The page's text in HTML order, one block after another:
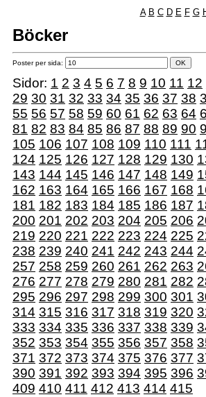
A B C D E F G
Böcker
Poster per sida:
Sidor: 1 2 3 4 5 6 7 8 9 10 11 12
29 30 31 32 33 34 35 36 37 38
55 56 57 58 59 60 61 62 63 64
81 82 83 84 85 86 87 88 89 90
105 106 107 108 109 110 111
124 125 126 127 128 129 130
143 144 145 146 147 148 149
162 163 164 165 166 167 168
181 182 183 184 185 186 187
200 201 202 203 204 205 206
219 220 221 222 223 224 225
238 239 240 241 242 243 244
257 258 259 260 261 262 263
276 277 278 279 280 281 282
295 296 297 298 299 300 301
314 315 316 317 318 319 320
333 334 335 336 337 338 339
352 353 354 355 356 357 358
371 372 373 374 375 376 377
390 391 392 393 394 395 396
409 410 411 412 413 414 415